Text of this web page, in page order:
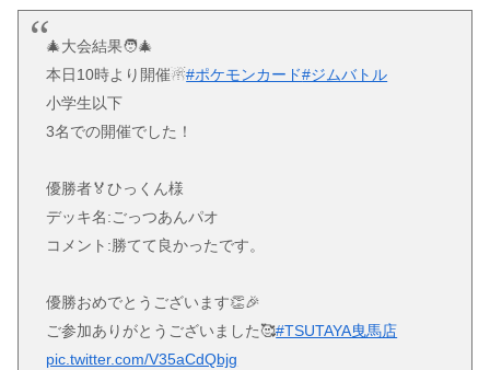
🎄大会結果🧑‍🎄
本日10時より開催☃#ポケモンカード#ジムバトル
小学生以下
3名での開催でした！
優勝者🏅ひっくん様
デッキ名:ごっつあんパオ
コメント:勝てて良かったです。
優勝おめでとうございます👏🎉
ご参加ありがとうございました🥰#TSUTAYA曳馬店
pic.twitter.com/V35aCdQbjg